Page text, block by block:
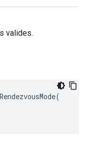
valides.